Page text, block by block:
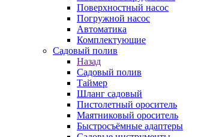
Поверхностный насос
Погружной насос
Автоматика
Комплектующие
Садовый полив
Назад
Садовый полив
Таймер
Шланг садовый
Пистолетный ороситель
Маятниковый ороситель
Быстросъёмные адаптеры